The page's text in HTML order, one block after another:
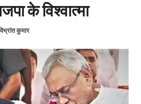
के विश्वात्मा
कुमार